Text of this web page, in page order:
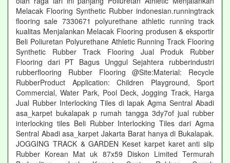
Melacak Flooring Synthetic Rubber indonesian.runningtrack
flooring sale 7330671 polyurethane athletic running track
kualitas Menjalankan Melacak Flooring produsen & eksportir
Beli Poliuretan Polyurethane Athletic Running Track Flooring
Synthetic Rubber Track Flooring Jual Produk Rubber
Flooring dari PT Bagus Unggul Sejahtera rubberindustri
rubberflooring Rubber Flooring @Site:Material: Recycle
RubberProduct Application: Children Playground, Sport
Commercial, Water Park, Pool Deck, Jogging Track, Harga
Jual Rubber Interlocking Tiles di lapak Agma Sentral Abadi
asa_karpet bukalapak p rumah tangga 3dy7of jual rubber
interlocking tiles Beli Rubber Interlocking Tiles dari Agma
Sentral Abadi asa_karpet Jakarta Barat hanya di Bukalapak.
JOGGING TRACK & GARDEN Keset karpet karet anti slip
Rubber Korean Mat uk 87x59 Diskon Limited Termurah